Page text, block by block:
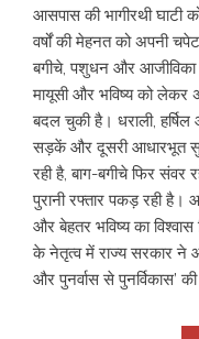
आसपास की भागीरथी
वर्षों की मेहनत को अपनी
बगीचे, पशुधन और आजीविका
मायूसी और भविष्य को लेकर
बदल चुकी है। धराली,
सड़कें और दूसरी आधारभूत
रही है, बाग-बगीचे फिर संवर
पुरानी रफ्तार पकड़ रही है।
और बेहतर भविष्य का
के नेतृत्व में राज्य सरकार ने
और पुनर्वास से पुनर्विकास’